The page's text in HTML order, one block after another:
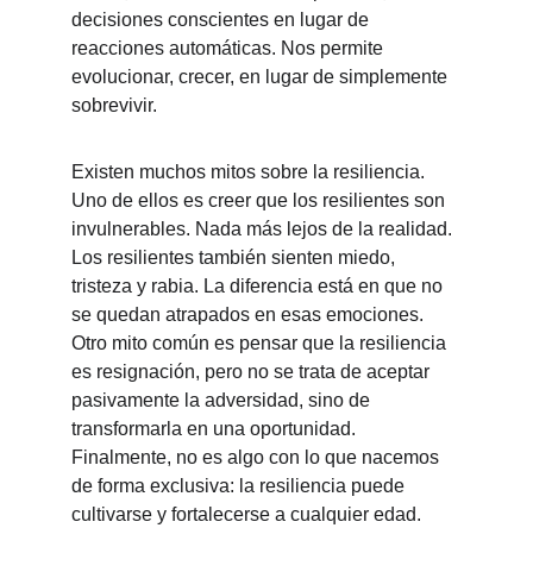
decisiones conscientes en lugar de
reacciones automáticas. Nos permite
evolucionar, crecer, en lugar de simplemente
sobrevivir.
Existen muchos mitos sobre la resiliencia.
Uno de ellos es creer que los resilientes son
invulnerables. Nada más lejos de la realidad.
Los resilientes también sienten miedo,
tristeza y rabia. La diferencia está en que no
se quedan atrapados en esas emociones.
Otro mito común es pensar que la resiliencia
es resignación, pero no se trata de aceptar
pasivamente la adversidad, sino de
transformarla en una oportunidad.
Finalmente, no es algo con lo que nacemos
de forma exclusiva: la resiliencia puede
cultivarse y fortalecerse a cualquier edad.